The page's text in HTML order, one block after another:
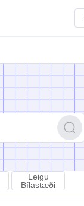
Leigu
Bílastæði